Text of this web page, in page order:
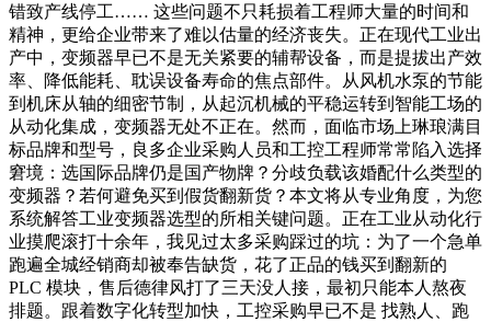
错致产线停工…… 这些问题不只耗损着工程师大量的时间和
精神，更给企业带来了难以估量的经济丧失。正在现代工业出
产中，变频器早已不是无关紧要的辅帮设备，而是提拔出产效
率、降低能耗、耽误设备寿命的焦点部件。从风机水泵的节能
到机床从轴的细密节制，从起沉机械的平稳运转到智能工场的
从动化集成，变频器无处不正在。然而，面临市场上琳琅满目
标品牌和型号，良多企业采购人员和工控工程师常常陷入选择
窘境：选国际品牌仍是国产物牌？分歧负载该婚配什么类型的
变频器？若何避免买到假货翻新货？本文将从专业角度，为您
系统解答工业变频器选型的所相关键问题。正在工业从动化行
业摸爬滚打十余年，我见过太多采购踩过的坑：为了一个急单
跑遍全城经销商却被奉告缺货，花了正品的钱买到翻新的
PLC 模块，售后德律风打了三天没人接，最初只能本人熬夜
排题。跟着数字化转型加快，工控采购早已不是 找熟人、跑